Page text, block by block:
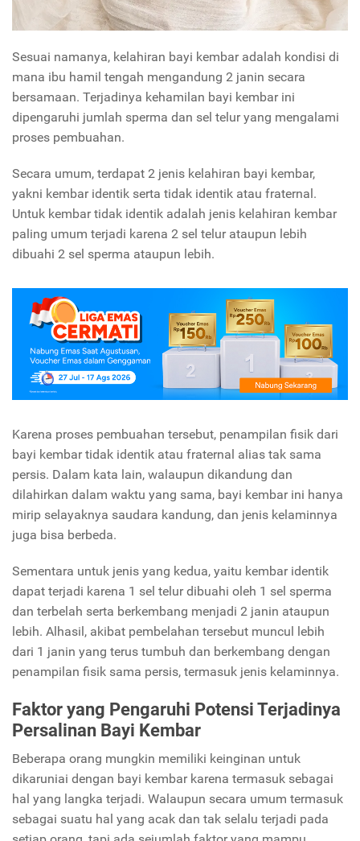
Sesuai namanya, kelahiran bayi kembar adalah kondisi di
mana ibu hamil tengah mengandung 2 janin secara
bersamaan. Terjadinya kehamilan bayi kembar ini
dipengaruhi jumlah sperma dan sel telur yang mengalami
proses pembuahan.
Secara umum, terdapat 2 jenis kelahiran bayi kembar,
yakni kembar identik serta tidak identik atau fraternal.
Untuk kembar tidak identik adalah jenis kelahiran kembar
paling umum terjadi karena 2 sel telur ataupun lebih
dibuahi 2 sel sperma ataupun lebih.
Karena proses pembuahan tersebut, penampilan fisik dari
bayi kembar tidak identik atau fraternal alias tak sama
persis. Dalam kata lain, walaupun dikandung dan
dilahirkan dalam waktu yang sama, bayi kembar ini hanya
mirip selayaknya saudara kandung, dan jenis kelaminnya
juga bisa berbeda.
Sementara untuk jenis yang kedua, yaitu kembar identik
dapat terjadi karena 1 sel telur dibuahi oleh 1 sel sperma
dan terbelah serta berkembang menjadi 2 janin ataupun
lebih. Alhasil, akibat pembelahan tersebut muncul lebih
dari 1 janin yang terus tumbuh dan berkembang dengan
penampilan fisik sama persis, termasuk jenis kelaminnya.
Faktor yang Pengaruhi Potensi Terjadinya
Persalinan Bayi Kembar
Beberapa orang mungkin memiliki keinginan untuk
dikaruniai dengan bayi kembar karena termasuk sebagai
hal yang langka terjadi. Walaupun secara umum termasuk
sebagai suatu hal yang acak dan tak selalu terjadi pada